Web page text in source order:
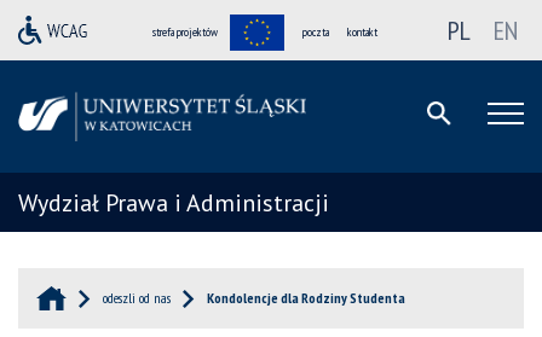
strefa projektów poczta kontakt PL EN
Wydział Prawa i Administracji
odeszli od nas Kondolencje dla Rodziny Studenta